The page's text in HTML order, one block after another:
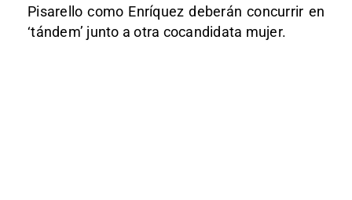
Pisarello como Enríquez deberán concurrir en
‘tándem’ junto a otra cocandidata mujer.